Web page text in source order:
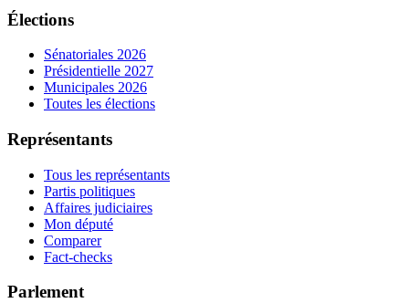
Élections
Sénatoriales 2026
Présidentielle 2027
Municipales 2026
Toutes les élections
Représentants
Tous les représentants
Partis politiques
Affaires judiciaires
Mon député
Comparer
Fact-checks
Parlement